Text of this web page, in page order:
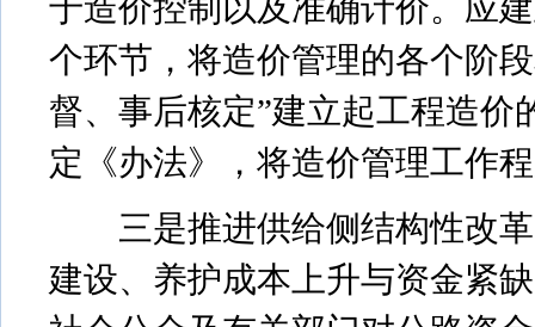
于造价控制以及准确计价。应
个环节，将造价管理的各个阶
督、事后核定”建立起工程造
定《办法》，将造价管理工作
三是推进供给侧结构性改革
建设、养护成本上升与资金紧